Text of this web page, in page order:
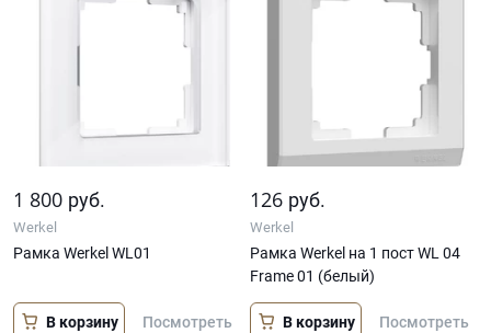
1 800 руб.
Werkel
Рамка Werkel WL01
В корзину Посмотреть
126 руб.
Werkel
Рамка Werkel на 1 пост WL 04
Frame 01 (белый)
В корзину Посмотреть